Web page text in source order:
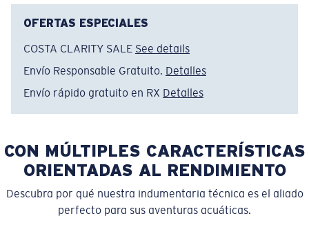
OFERTAS ESPECIALES
COSTA CLARITY SALE See details
Envío Responsable Gratuito. Detalles
Envío rápido gratuito en RX Detalles
CON MÚLTIPLES CARACTERÍSTICAS
ORIENTADAS AL RENDIMIENTO
Descubra por qué nuestra indumentaria técnica es el aliado
perfecto para sus aventuras acuáticas.